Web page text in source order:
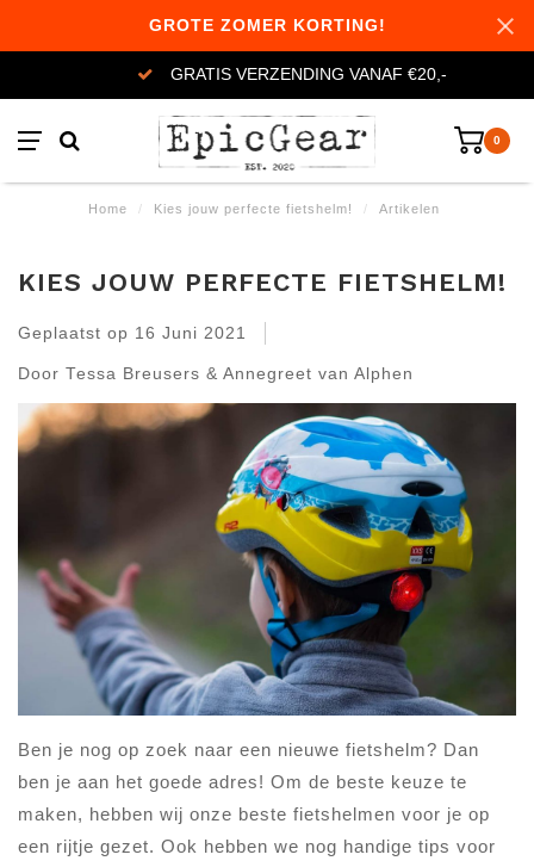
GROTE ZOMER KORTING!
GRATIS VERZENDING VANAF €20,-
0
Home / Kies jouw perfecte fietshelm! / Artikelen
KIES JOUW PERFECTE FIETSHELM!
Geplaatst op 16 Juni 2021
Door Tessa Breusers & Annegreet van Alphen
Ben je nog op zoek naar een nieuwe fietshelm? Dan
ben je aan het goede adres! Om de beste keuze te
maken, hebben wij onze beste fietshelmen voor je op
een rijtje gezet. Ook hebben we nog handige tips voor